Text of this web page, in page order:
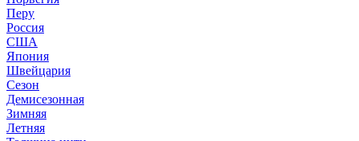
Перу
Россия
США
Япония
Швейцария
Сезон
Демисезонная
Зимняя
Летняя